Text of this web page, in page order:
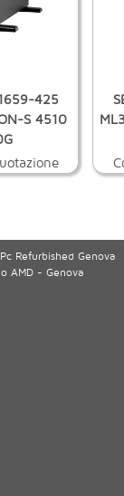
425
S 4510
Refurbished Genova
AMD - Genova